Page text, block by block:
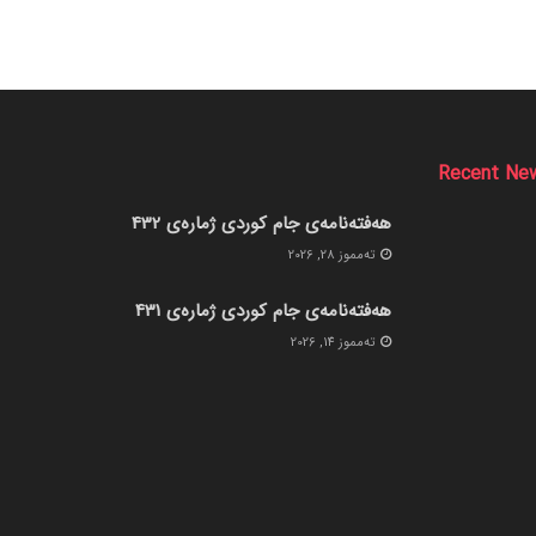
Recent
هەفتەنامەی جام کوردی ژمارەی 432
ته‌مموز 28, 2026
هەفتەنامەی جام کوردی ژمارەی 431
ته‌مموز 14, 2026